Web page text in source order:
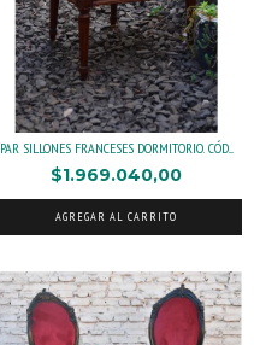
PAR SILLONES FRANCESES DORMITORIO. CÓD....
$1.969.040,00
AGREGAR AL CARRITO